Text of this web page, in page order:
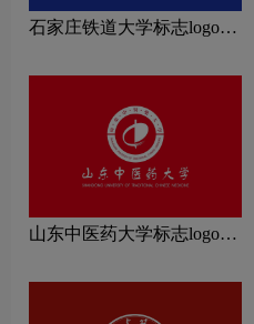
石家庄铁道大学标志logo图
山东中医药大学标志logo图